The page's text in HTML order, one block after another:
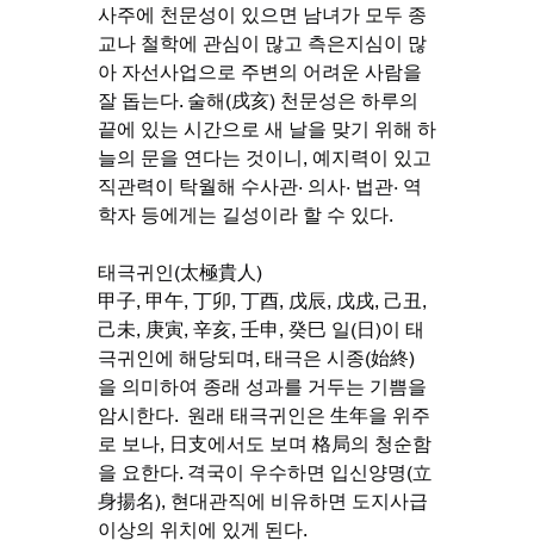
사주에 천문성이 있으면 남녀가 모두 종
교나 철학에 관심이 많고 측은지심이 많
아 자선사업으로 주변의 어려운 사람을
잘 돕는다. 술해(戌亥) 천문성은 하루의
끝에 있는 시간으로 새 날을 맞기 위해 하
늘의 문을 연다는 것이니, 예지력이 있고
직관력이 탁월해 수사관· 의사· 법관· 역
학자 등에게는 길성이라 할 수 있다.
태극귀인(太極貴人)
甲子, 甲午, 丁卯, 丁酉, 戊辰, 戊戌, 己丑,
己未, 庚寅, 辛亥, 壬申, 癸巳 일(日)이 태
극귀인에 해당되며, 태극은 시종(始終)
을 의미하여 종래 성과를 거두는 기쁨을
암시한다.  원래 태극귀인은 生年을 위주
로 보나, 日支에서도 보며 格局의 청순함
을 요한다. 격국이 우수하면 입신양명(立
身揚名), 현대관직에 비유하면 도지사급
이상의 위치에 있게 된다.